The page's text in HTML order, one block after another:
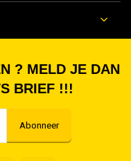
? MELD JE DAN
BRIEF !!!
Abonneer